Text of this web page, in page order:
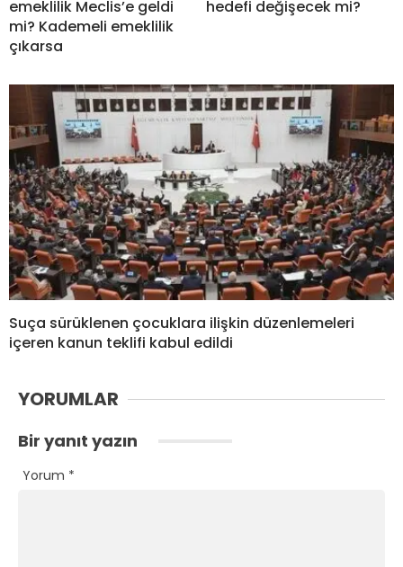
emeklilik Meclis’e geldi
mi? Kademeli emeklilik
çıkarsa
hedefi değişecek mi?
Suça sürüklenen çocuklara ilişkin düzenlemeleri
içeren kanun teklifi kabul edildi
YORUMLAR
Bir yanıt yazın
Yorum *